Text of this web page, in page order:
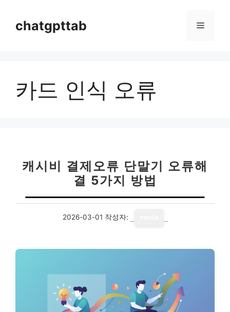
chatgpttab 메
카드 인식 오류
캐시비 결제오류 단말기 오류해
결 5가지 방법
2026-03-01 작성자: